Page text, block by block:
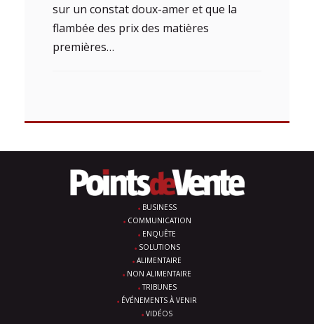
sur un constat doux-amer et que la
flambée des prix des matières
premières…
BUSINESS
COMMUNICATION
ENQUÊTE
SOLUTIONS
ALIMENTAIRE
NON ALIMENTAIRE
TRIBUNES
ÉVÉNEMENTS À VENIR
VIDÉOS